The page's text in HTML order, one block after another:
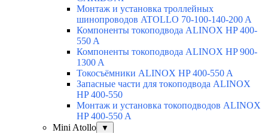
Монтаж и установка троллейных
шинопроводов ATOLLO 70-100-140-200 A
Компоненты токоподвода ALINOX HP 400-
550 A
Компоненты токоподвода ALINOX HP 900-
1300 A
Токосъёмники ALINOX HP 400-550 A
Запасные части для токоподвода ALINOX
HP 400-550
Монтаж и установка токоподводов ALINOX
HP 400-550 A
Mini Atollo
▼